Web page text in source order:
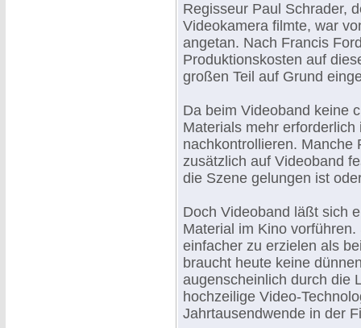
Regisseur Paul Schrader,
Videokamera filmte, war
angetan. Nach Francis
Produktionskosten auf
großen Teil auf Grund
Da beim Videoband keine
Materials mehr
nachkontrollieren. Manche
zusätzlich auf Videoband
die Szene gelungen ist
Doch Videoband läßt sich
Material im Kino
einfacher zu erzielen als
braucht heute keine
augenscheinlich durch die
hochzeilige Video-
Jahrtausendwende in der